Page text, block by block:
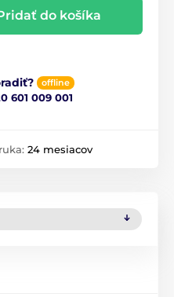
do košíka
offline
601 009 001
24 mesiacov